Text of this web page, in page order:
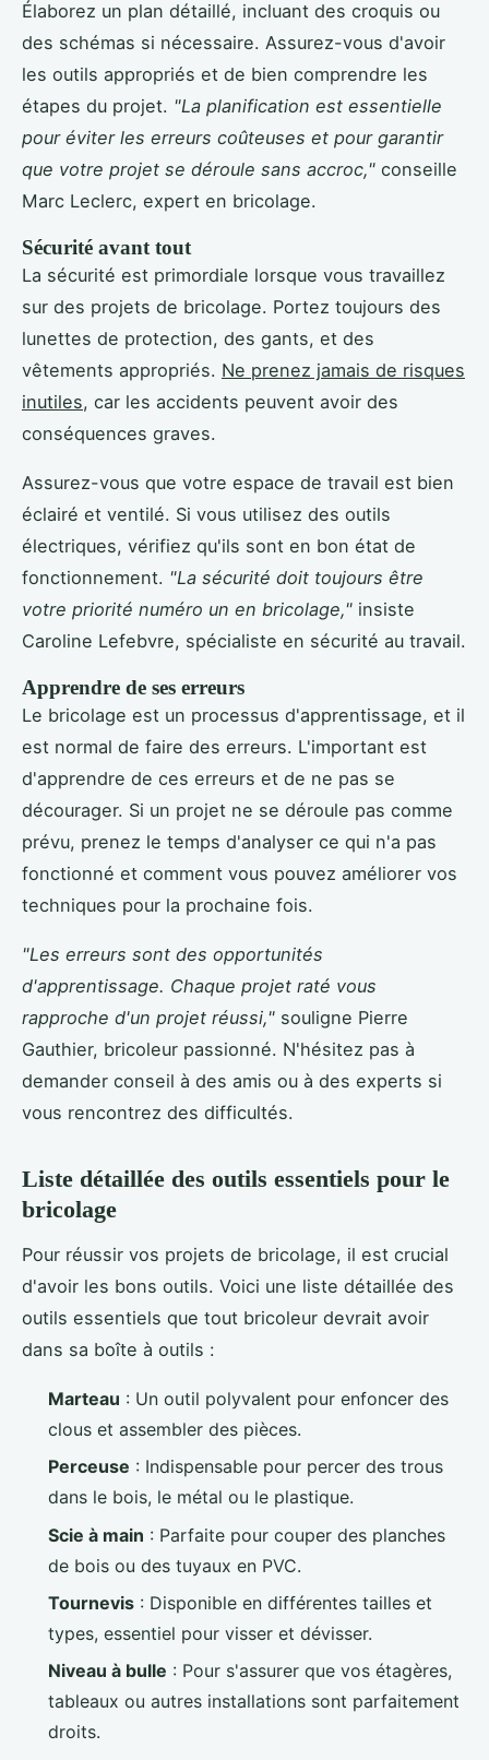
Élaborez un plan détaillé, incluant des croquis ou
des schémas si nécessaire. Assurez-vous d'avoir
les outils appropriés et de bien comprendre les
étapes du projet. "La planification est essentielle
pour éviter les erreurs coûteuses et pour garantir
que votre projet se déroule sans accroc," conseille
Marc Leclerc, expert en bricolage.
Sécurité avant tout
La sécurité est primordiale lorsque vous travaillez
sur des projets de bricolage. Portez toujours des
lunettes de protection, des gants, et des
vêtements appropriés. Ne prenez jamais de risques
inutiles, car les accidents peuvent avoir des
conséquences graves.
Assurez-vous que votre espace de travail est bien
éclairé et ventilé. Si vous utilisez des outils
électriques, vérifiez qu'ils sont en bon état de
fonctionnement. "La sécurité doit toujours être
votre priorité numéro un en bricolage," insiste
Caroline Lefebvre, spécialiste en sécurité au travail.
Apprendre de ses erreurs
Le bricolage est un processus d'apprentissage, et il
est normal de faire des erreurs. L'important est
d'apprendre de ces erreurs et de ne pas se
décourager. Si un projet ne se déroule pas comme
prévu, prenez le temps d'analyser ce qui n'a pas
fonctionné et comment vous pouvez améliorer vos
techniques pour la prochaine fois.
"Les erreurs sont des opportunités
d'apprentissage. Chaque projet raté vous
rapproche d'un projet réussi," souligne Pierre
Gauthier, bricoleur passionné. N'hésitez pas à
demander conseil à des amis ou à des experts si
vous rencontrez des difficultés.
Liste détaillée des outils essentiels pour le
bricolage
Pour réussir vos projets de bricolage, il est crucial
d'avoir les bons outils. Voici une liste détaillée des
outils essentiels que tout bricoleur devrait avoir
dans sa boîte à outils :
Marteau : Un outil polyvalent pour enfoncer des
clous et assembler des pièces.
Perceuse : Indispensable pour percer des trous
dans le bois, le métal ou le plastique.
Scie à main : Parfaite pour couper des planches
de bois ou des tuyaux en PVC.
Tournevis : Disponible en différentes tailles et
types, essentiel pour visser et dévisser.
Niveau à bulle : Pour s'assurer que vos étagères,
tableaux ou autres installations sont parfaitement
droits.